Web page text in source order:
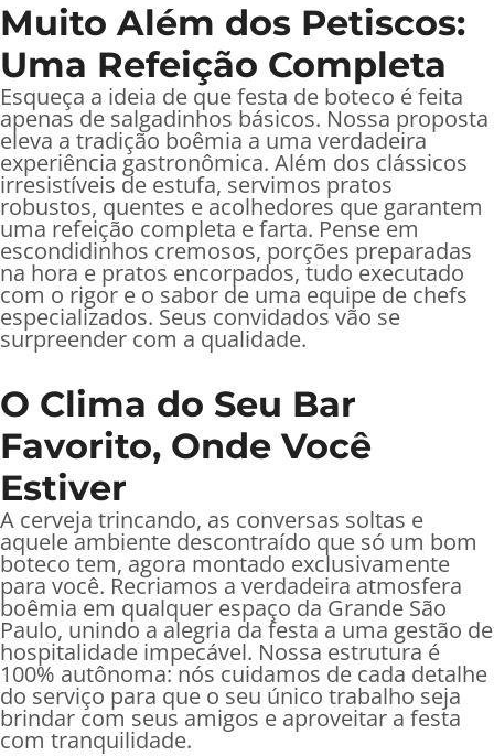
Muito Além dos Petiscos:
Uma Refeição Completa
Esqueça a ideia de que festa de boteco é feita
apenas de salgadinhos básicos. Nossa proposta
eleva a tradição boêmia a uma verdadeira
experiência gastronômica. Além dos clássicos
irresistíveis de estufa, servimos pratos
robustos, quentes e acolhedores que garantem
uma refeição completa e farta. Pense em
escondidinhos cremosos, porções preparadas
na hora e pratos encorpados, tudo executado
com o rigor e o sabor de uma equipe de chefs
especializados. Seus convidados vão se
surpreender com a qualidade.
O Clima do Seu Bar
Favorito, Onde Você
Estiver
A cerveja trincando, as conversas soltas e
aquele ambiente descontraído que só um bom
boteco tem, agora montado exclusivamente
para você. Recriamos a verdadeira atmosfera
boêmia em qualquer espaço da Grande São
Paulo, unindo a alegria da festa a uma gestão de
hospitalidade impecável. Nossa estrutura é
100% autônoma: nós cuidamos de cada detalhe
do serviço para que o seu único trabalho seja
brindar com seus amigos e aproveitar a festa
com tranquilidade.